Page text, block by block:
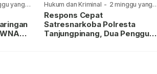
yang
Hukum dan Kriminal - 2 minggu yang
lalu
Respons Cepat
Satresnarkoba Polresta
Tanjungpinang, Dua Pengguna